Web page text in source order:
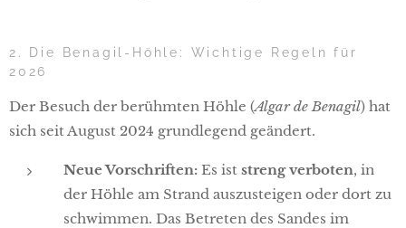
2. Die Benagil-Höhle: Wichtige Regeln für
2026
Der Besuch der berühmten Höhle (Algar de Benagil) hat
sich seit August 2024 grundlegend geändert.
Neue Vorschriften: Es ist streng verboten, in
der Höhle am Strand auszusteigen oder dort zu
schwimmen. Das Betreten des Sandes im